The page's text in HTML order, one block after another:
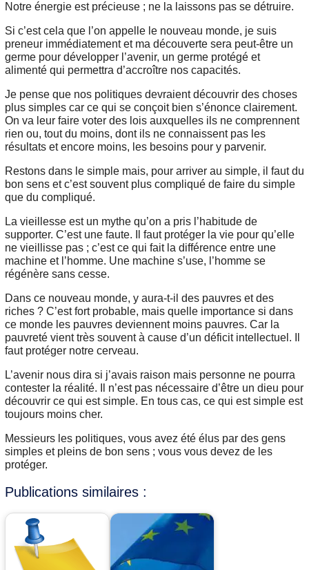
Notre énergie est précieuse ; ne la laissons pas se détruire.
Si c’est cela que l’on appelle le nouveau monde, je suis
preneur immédiatement et ma découverte sera peut-être un
germe pour développer l’avenir, un germe protégé et
alimenté qui permettra d’accroître nos capacités.
Je pense que nos politiques devraient découvrir des choses
plus simples car ce qui se conçoit bien s’énonce clairement.
On va leur faire voter des lois auxquelles ils ne comprennent
rien ou, tout du moins, dont ils ne connaissent pas les
résultats et encore moins, les besoins pour y parvenir.
Restons dans le simple mais, pour arriver au simple, il faut du
bon sens et c’est souvent plus compliqué de faire du simple
que du compliqué.
La vieillesse est un mythe qu’on a pris l’habitude de
supporter. C’est une faute. Il faut protéger la vie pour qu’elle
ne vieillisse pas ; c’est ce qui fait la différence entre une
machine et l’homme. Une machine s’use, l’homme se
régénère sans cesse.
Dans ce nouveau monde, y aura-t-il des pauvres et des
riches ? C’est fort probable, mais quelle importance si dans
ce monde les pauvres deviennent moins pauvres. Car la
pauvreté vient très souvent à cause d’un déficit intellectuel. Il
faut protéger notre cerveau.
L’avenir nous dira si j’avais raison mais personne ne pourra
contester la réalité. Il n’est pas nécessaire d’être un dieu pour
découvrir ce qui est simple. En tous cas, ce qui est simple est
toujours moins cher.
Messieurs les politiques, vous avez été élus par des gens
simples et pleins de bon sens ; vous vous devez de les
protéger.
Publications similaires :